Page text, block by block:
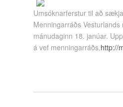
Umsóknarferstur til að
Menningarráðs Vesturlands
mánudaginn 18. janúar.
á vef menningarráðs,http://